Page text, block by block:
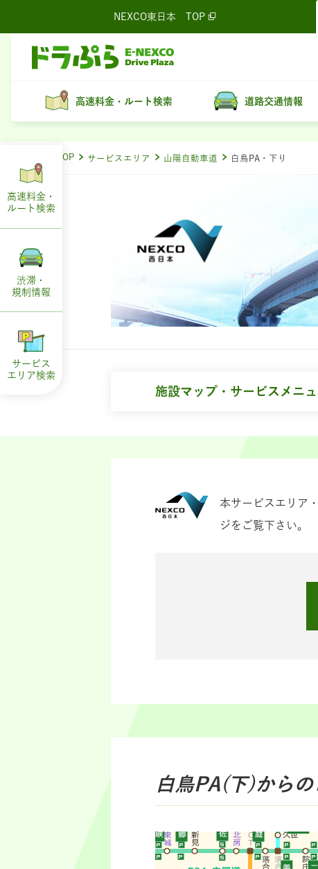
NEXCO東日本 TOP
高速料金・ルート検索 道路交通情報
ドラぷらTOP サービスエリア 山陽自動車道 白鳥PA・下り
施設マップ・サービスメニ
本サービスエリア
ジをご覧下さい。
白鳥PA(下)からの
高速料金・
ルート 検索
渋滞・
規制情報
サービス
エリア検索